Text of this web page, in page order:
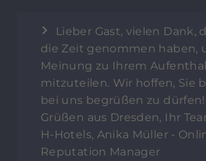
Lieber Gast, vielen Dank,
die Zeit genommen haben,
Meinung zu Ihrem
mitzuteilen. Wir hoffen, Sie
bei uns begrüßen zu
Grüßen aus Dresden, Ihr
H-Hotels, Anika Müller -
Reputation Manager